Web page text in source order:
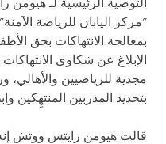
التوصية الرئيسية لـ
"مركز اليابان للرياضة
بمعالجة الانتهاكات بحق
الإبلاغ عن شكاوى
مجدية للرياضيين والأهالي،
بتحديد المدربين المنتهِكين
قالت هيومن رايتس ووتش إنه